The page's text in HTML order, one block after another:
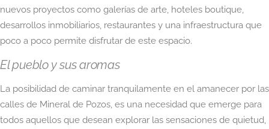
nuevos proyectos como galerías de arte, hoteles boutique,
desarrollos inmobiliarios, restaurantes y una infraestructura que
poco a poco permite disfrutar de este espacio.
El pueblo y sus aromas
La posibilidad de caminar tranquilamente en el amanecer por las
calles de Mineral de Pozos, es una necesidad que emerge para
todos aquellos que desean explorar las sensaciones de quietud,